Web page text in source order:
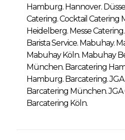
Hamburg. Hannover.
Catering. Cocktail Catering
Heidelberg. Messe
Barista Service. Mabuhay.
Mabuhay Köln. Mabuhay
München. Barcatering
Hamburg. Barcatering.
Barcatering München.
Barcatering Köln.